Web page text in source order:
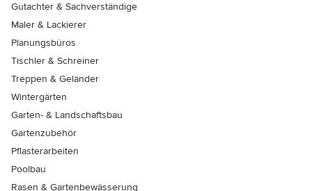
Gutachter & Sachverständige
Maler & Lackierer
Planungsbüros
Tischler & Schreiner
Treppen & Geländer
Wintergärten
Garten- & Landschaftsbau
Gartenzubehör
Pflasterarbeiten
Poolbau
Rasen & Gartenbewässerung